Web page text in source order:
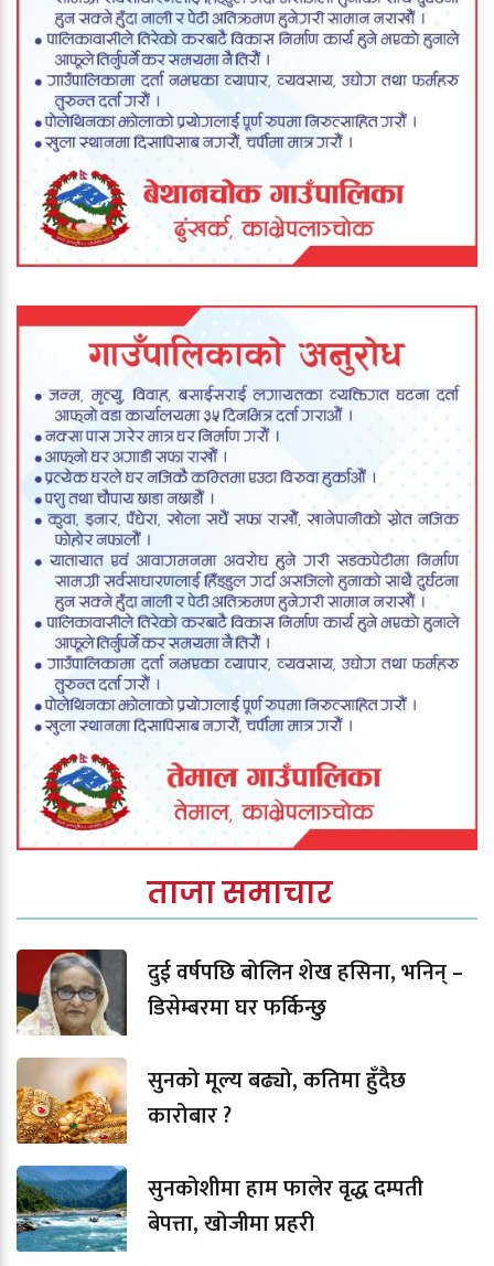
ताजा समाचार
दुई वर्षपछि बोलिन शेख हसिना, भनिन् –
डिसेम्बरमा घर फर्किन्छु
सुनको मूल्य बढ्यो, कतिमा हुँदैछ
कारोबार ?
सुनकोशीमा हाम फालेर वृद्ध दम्पती
बेपत्ता, खोजीमा प्रहरी